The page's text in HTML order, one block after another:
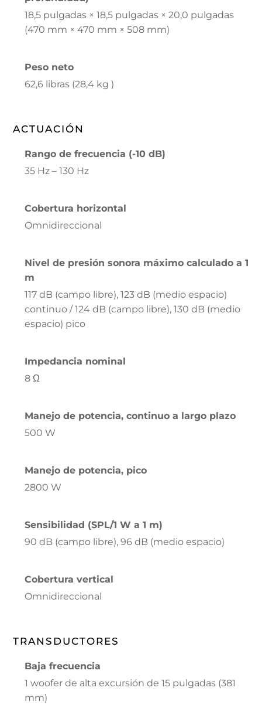
18,5 pulgadas × 18,5 pulgadas × 20,0 pulgadas
(470 mm × 470 mm × 508 mm)
Peso neto
62,6 libras (28,4 kg )
ACTUACIÓN
Rango de frecuencia (-10 dB)
35 Hz – 130 Hz
Cobertura horizontal
Omnidireccional
Nivel de presión sonora máximo calculado a 1
m
117 dB (campo libre), 123 dB (medio espacio)
continuo / 124 dB (campo libre), 130 dB (medio
espacio) pico
Impedancia nominal
8 Ω
Manejo de potencia, continuo a largo plazo
500 W
Manejo de potencia, pico
2800 W
Sensibilidad (SPL/1 W a 1 m)
90 dB (campo libre), 96 dB (medio espacio)
Cobertura vertical
Omnidireccional
TRANSDUCTORES
Baja frecuencia
1 woofer de alta excursión de 15 pulgadas (381
mm)